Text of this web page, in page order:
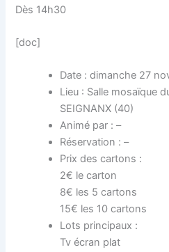
Dès 14h30
[doc]
Date : dimanche 27
Lieu : Salle mosaïque
SEIGNANX (40)
Animé par : –
Réservation : –
Prix des cartons :
2€ le carton
8€ les 5 cartons
15€ les 10 cartons
Lots principaux :
Tv écran plat